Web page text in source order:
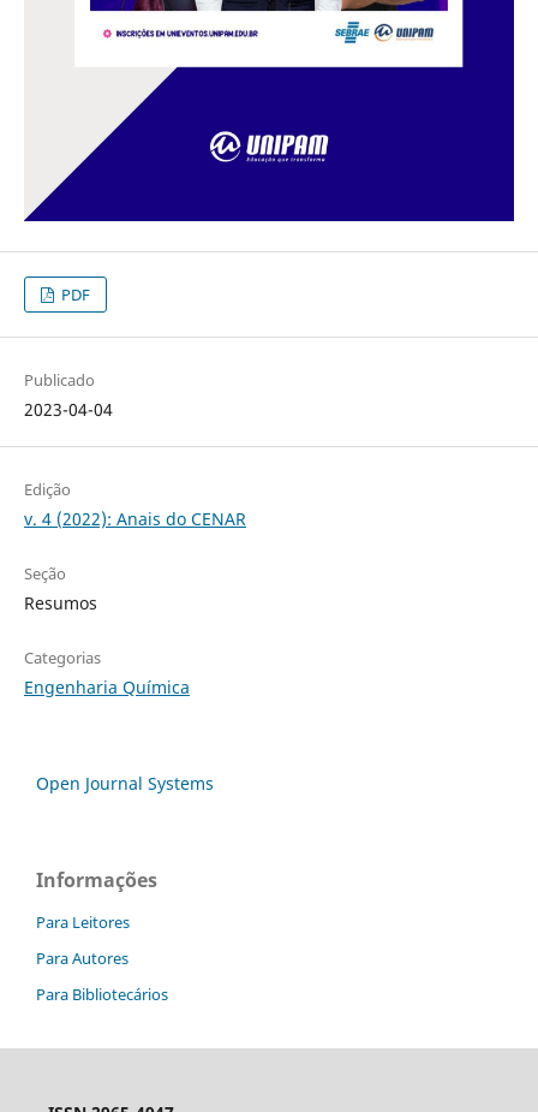
PDF
Publicado
2023-04-04
Edição
v. 4 (2022): Anais do CENAR
Seção
Resumos
Categorias
Engenharia Química
Open Journal Systems
Informações
Para Leitores
Para Autores
Para Bibliotecários